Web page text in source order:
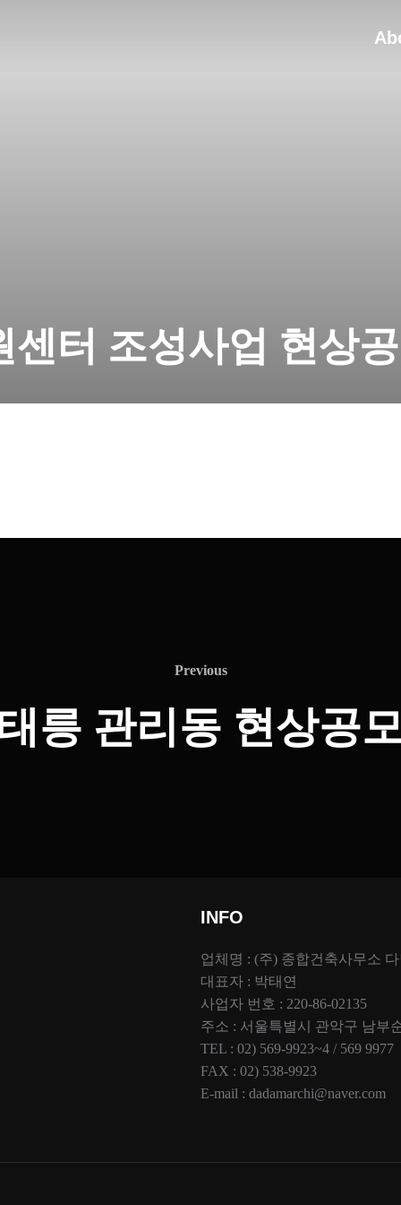
센터 조성사업 현상
Previous
Previous
릉 관리동 현상공
INFO
업체명 : (주) 종합건축사무소
대표자 : 박태연
사업자 번호 : 220-86-02135
주소 : 서울특별시 관악구 남부
TEL : 02) 569-9923~4 / 569 9977
FAX : 02) 538-9923
E-mail : dadamarchi@naver.com